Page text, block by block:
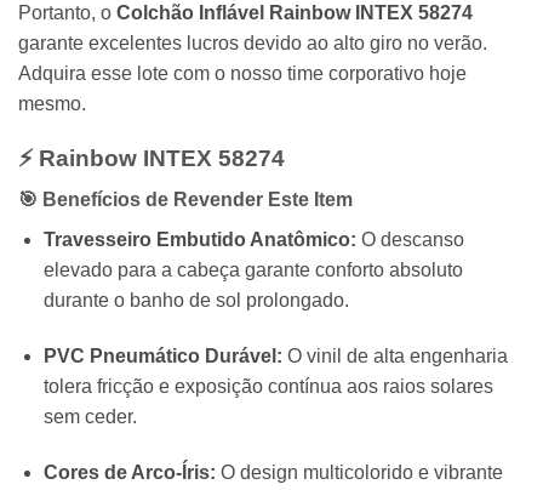
Portanto, o Colchão Inflável Rainbow INTEX 58274
garante excelentes lucros devido ao alto giro no verão.
Adquira esse lote com o nosso time corporativo hoje
mesmo.
⚡ Rainbow INTEX 58274
🎯 Benefícios de Revender Este Item
Travesseiro Embutido Anatômico: O descanso
elevado para a cabeça garante conforto absoluto
durante o banho de sol prolongado.
PVC Pneumático Durável: O vinil de alta engenharia
tolera fricção e exposição contínua aos raios solares
sem ceder.
Cores de Arco-Íris: O design multicolorido e vibrante